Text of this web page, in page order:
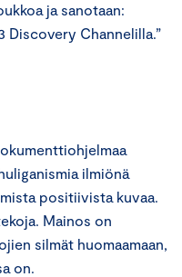
ja sanotaan:
Discovery Channelilla.”
ilmiönä
positiivista kuvaa.
Mainos on
silmät huomaamaan,
on.